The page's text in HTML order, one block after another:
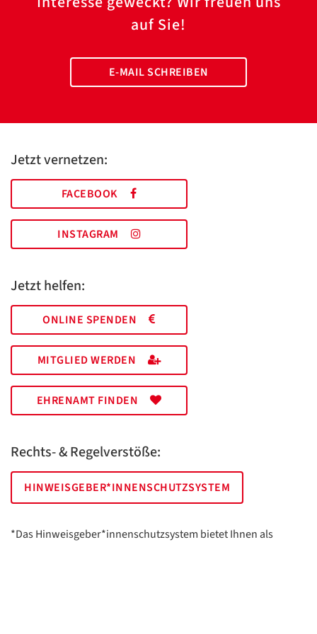
auf Sie!
E-MAIL SCHREIBEN
Jetzt vernetzen:
FACEBOOK
INSTAGRAM
Jetzt helfen:
ONLINE SPENDEN
MITGLIED WERDEN
EHRENAMT FINDEN
Rechts- & Regelverstöße:
HINWEISGEBER*INNENSCHUTZSYSTEM
*Das Hinweisgeber*innenschutzsystem bietet Ihnen als